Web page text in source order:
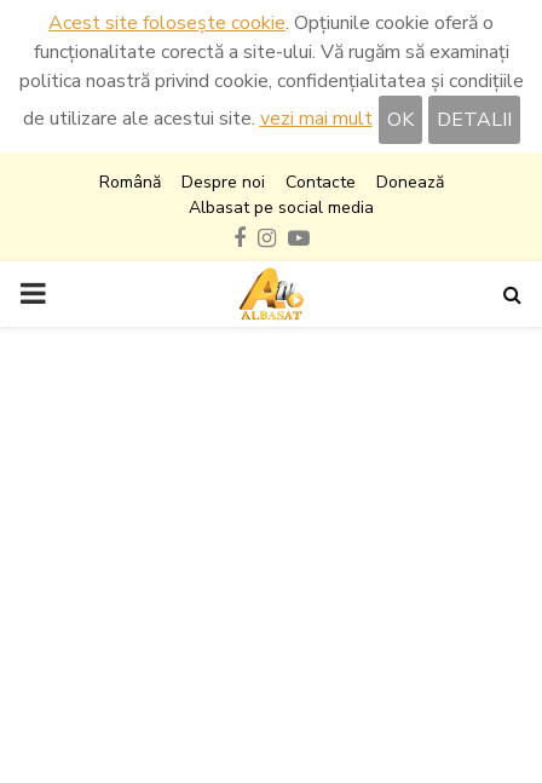
Acest site folosește cookie. Opțiunile cookie oferă o
funcționalitate corectă a site-ului. Vă rugăm să examinați
politica noastră privind cookie, confidențialitatea și condițiile
de utilizare ale acestui site. vezi mai mult OK DETALII
Română Despre noi Contacte
Donează
Albasat pe social media
Facebook
Instagram
Youtube
PRIMARY